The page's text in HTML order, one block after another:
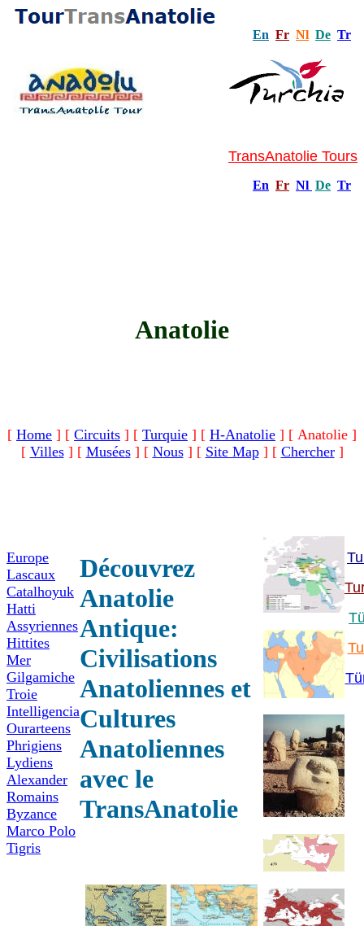
En Fr Nl De Tr
TransAnatolie Tours
En Fr Nl De Tr
Anatolie
[ Home ] [ Circuits ] [ Turquie ] [ H-Anatolie ] [ Anatolie ]
[ Villes] [ Musées] [ Nous] [ Site Map] [ Chercher]
Europe
Lascaux
Catalhoyuk
Hatti
Assyriennes
Hittites
Mer
Gilgamiche
Troie
Intelligencia
Ourarteens
Phrigiens
Lydiens
Alexander
Romains
Byzance
Marco Polo
Tigris
Découvrez
Anatolie
Antique:
Civilisations
Anatoliennes et
Cultures
Anatoliennes
avec le
TransAnatolie